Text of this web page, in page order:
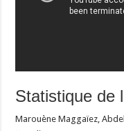
Statistique de
Marouène Maggaïez,